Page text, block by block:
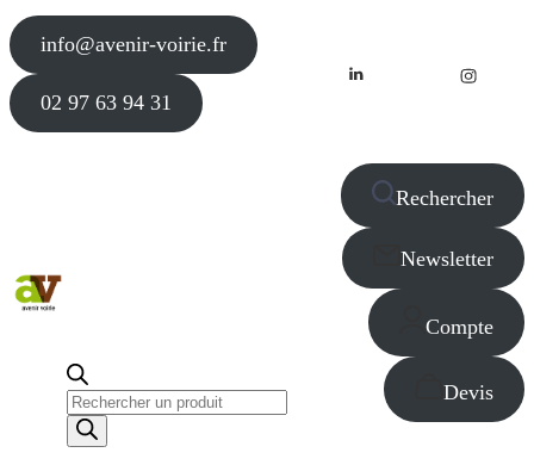
info@avenir-voirie.fr
02 97 63 94 31
Recherche
de
produits
Rechercher
Newsletter
Compte
Devis